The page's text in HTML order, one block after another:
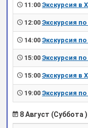
11:00 Экскурсия в
12:00 Экскурсия
14:00 Экскурсия
15:00 Экскурсия
15:00 Экскурсия в
19:00 Экскурсия
8 Август (Суббота )